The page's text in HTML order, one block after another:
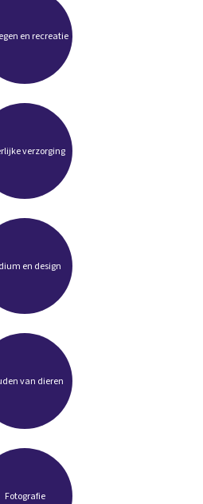
en recreatie
verzorging
en design
van dieren
Fotografie